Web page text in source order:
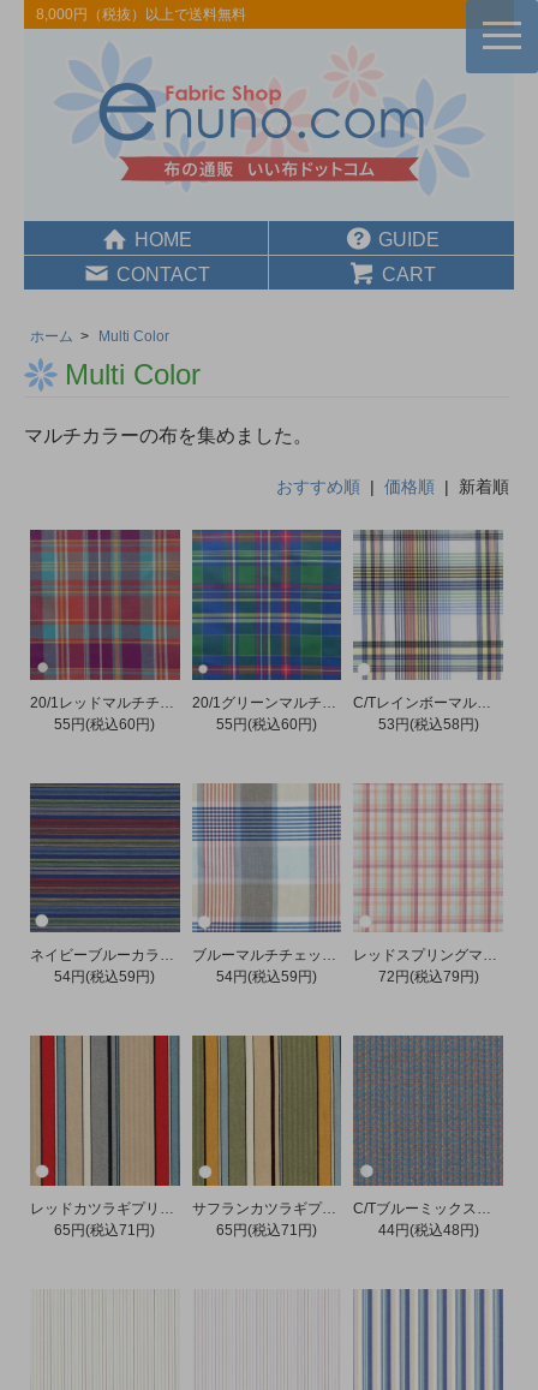
8,000円（税抜）以上で送料無料
HOME
GUIDE
CONTACT
CART
ホーム > Multi Color
Multi Color
マルチカラーの布を集めました。
おすすめ順| 価格順| 新着順
55円(税込60円)
55円(税込60円)
53円(税込58円)
ネイビーブルーカラフルボーダードビー
54円(税込59円)
ブルーマルチチェックオックス
54円(税込59円)
レッドスプリングマルチチェック
72円(税込79円)
レッドカツラギプリント
65円(税込71円)
サフランカツラギプリント
65円(税込71円)
C/Tブルーミックスドビー
44円(税込48円)